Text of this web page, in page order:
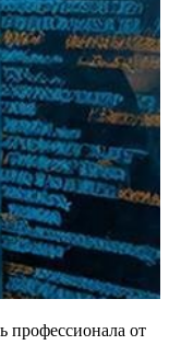
профессионала от